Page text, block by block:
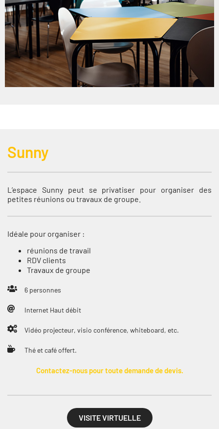
Sunny
L’espace Sunny peut se privatiser pour organiser des
petites réunions ou travaux de groupe.
Idéale pour organiser :
réunions de travail
RDV clients
Travaux de groupe
6 personnes
Internet Haut débit
Vidéo projecteur, visio conférence, whiteboard, etc.
Thé et café offert.
Contactez-nous pour toute demande de devis.
VISITE VIRTUELLE